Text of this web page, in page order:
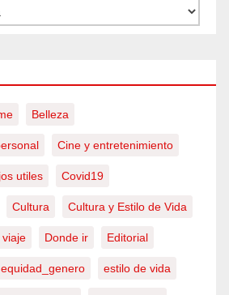
Belleza
Cine y entretenimiento
utiles Covid19
Cultura Cultura y Estilo de Vida
viaje Donde ir Editorial
equidad_genero estilo de vida